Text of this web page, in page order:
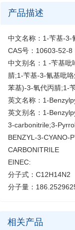
产品描述
中文名称：1-苄基-3-
CAS号：10603-52-8
中文别名：1 -苄基吡
腈;1-苄基-3-氰基吡
苯基)-3-氧代丙腈;1-
英文名称：1-
英文别名：1-
3-carbonitrile;3-
BENZYL-3-CYANO-
CARBONITRILE
EINEC:
分子式：C12H14N2
分子量：
相关产品